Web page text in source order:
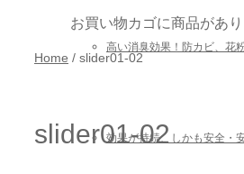
高い消臭効果！防カビ、花
効果が持続、しかも安全・
お買い物カゴに商品があり
Home / slider01-02
slider01-02